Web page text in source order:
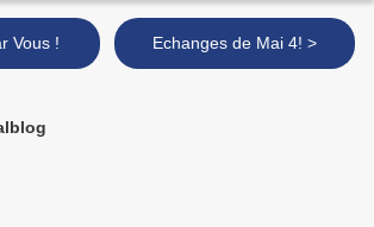
Vous ! Echanges de Mai 4! >